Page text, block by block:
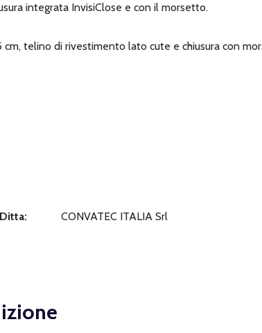
integrata InvisiClose e con il morsetto.
cm, telino di rivestimento lato cute e chiusura con
CONVATEC ITALIA Srl